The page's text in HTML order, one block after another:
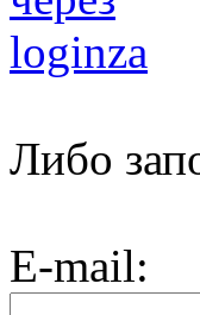
Либо
E-mail: